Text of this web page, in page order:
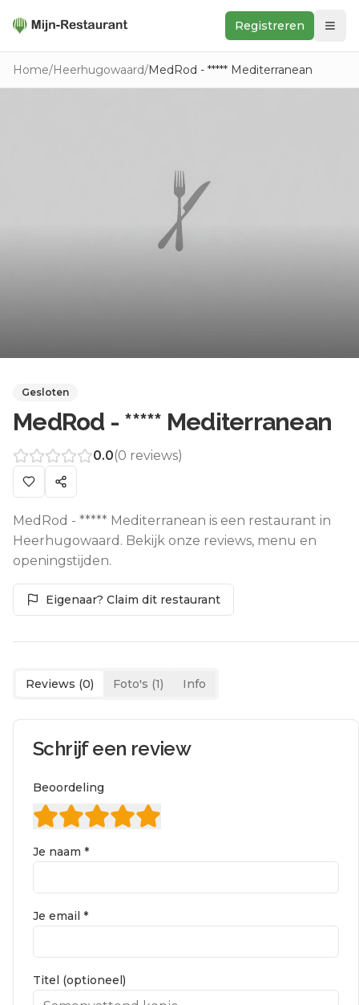
Registreren
Zoeken
Home/Heerhugowaard/MedRod - ***** Mediterranean
Gesloten
MedRod - ***** Mediterranean
0.0(0 reviews)
MedRod - ***** Mediterranean is een restaurant in
Heerhugowaard. Bekijk onze reviews, menu en
openingstijden.
Eigenaar? Claim dit restaurant
Reviews (0) Foto's (1) Info
Schrijf een review
Beoordeling
Je naam *
Je email *
Titel (optioneel)